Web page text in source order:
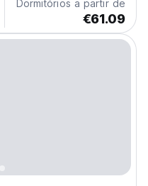
Dormitórios a partir de
€61.09